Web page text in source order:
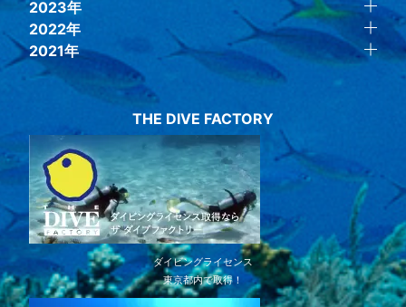
2023年
2022年
2021年
THE DIVE FACTORY
ダイビングライセンス
東京都内で取得！